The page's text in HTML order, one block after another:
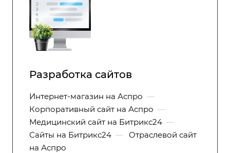
Разработка сайтов
Интернет-магазин на Аспро —
Корпоративный сайт на Аспро —
Медицинский сайт на Битрикс24 —
Сайты на Битрикс24 — Отраслевой сайт
на Аспро